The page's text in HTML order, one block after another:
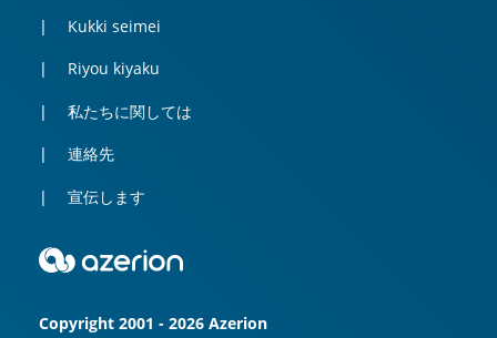
Kukki seimei
Riyou kiyaku
私たちに関しては
連絡先
宣伝します
Copyright 2001 - 2026 Azerion